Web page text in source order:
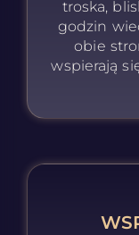
troska,
godzin
obie
wspierają